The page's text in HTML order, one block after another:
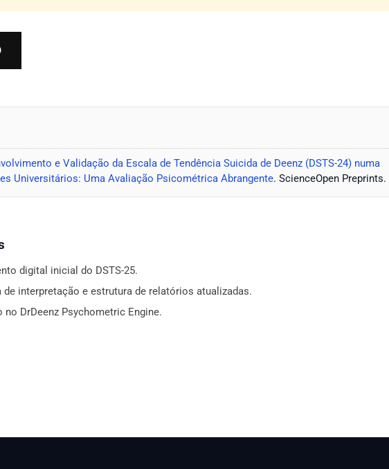
e Validação da Escala de Tendência Suicida de Deenz (DSTS-24) numa
Universitários: Uma Avaliação Psicométrica Abrangente. ScienceOpen Preprints.
digital inicial do DSTS-25.
de interpretação e estrutura de relatórios atualizadas.
DrDeenz Psychometric Engine.